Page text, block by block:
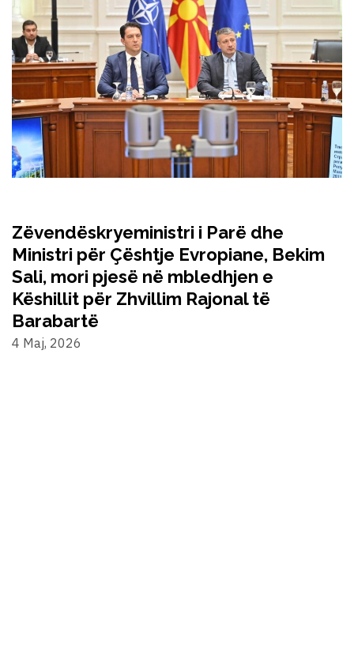
Zëvendëskryeministri i Parë dhe
Ministri për Çështje Evropiane, Bekim
Sali, mori pjesë në mbledhjen e
Këshillit për Zhvillim Rajonal të
Barabartë
4 Maj, 2026